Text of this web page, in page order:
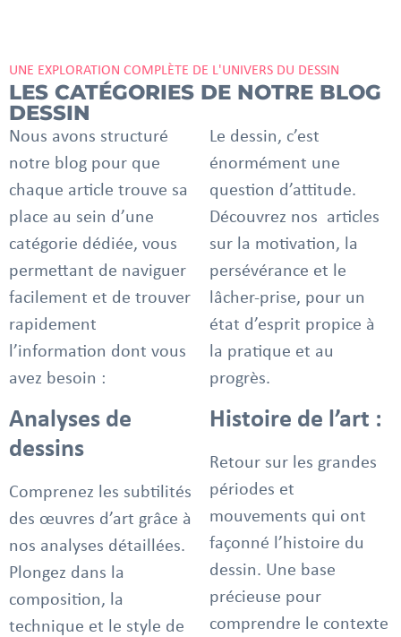
UNE EXPLORATION COMPLÈTE DE L'UNIVERS DU DESSIN
LES CATÉGORIES DE NOTRE BLOG
DESSIN
Nous avons structuré
notre blog pour que
chaque article trouve sa
place au sein d’une
catégorie dédiée, vous
permettant de naviguer
facilement et de trouver
rapidement
l’information dont vous
avez besoin :
Analyses de
dessins
Comprenez les subtilités
des œuvres d’art grâce à
nos analyses détaillées.
Plongez dans la
composition, la
technique et le style de
Le dessin, c’est
énormément une
question d’attitude.
Découvrez nos articles
sur la motivation, la
persévérance et le
lâcher-prise, pour un
état d’esprit propice à
la pratique et au
progrès.
Histoire de l’art :
Retour sur les grandes
périodes et
mouvements qui ont
façonné l’histoire du
dessin. Une base
précieuse pour
comprendre le contexte